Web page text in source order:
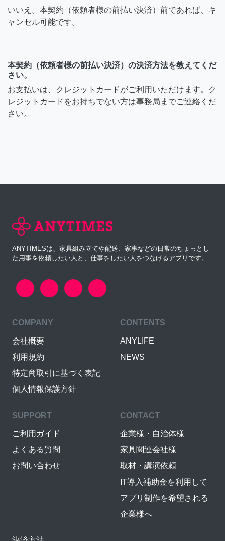
いいえ。本契約（依頼者様の前払い決済）前であれば、キ
ャンセル可能です。
本契約（依頼者様の前払い決済）の決済方法を教えてくだ
さい。
お支払いは、クレジットカードがご利用いただけます。ク
レジットカードをお持ちでない方は事務局までご連絡くだ
さい。
ANYTIMESは、家具組み立てや配送、家事などの日常のちょっとし
た用事を依頼したい人と、仕事をしたい人をつなげるアプリです。
COMPANY
会社概要
利用規約
特定商取引に基づく表記
個人情報保護方針
CONTENTS
ANYLIFE
NEWS
SUPPORT
ご利用ガイド
よくある質問
お問い合わせ
CONTACT
企業様・自治体様
家具関連会社様
取材・講演依頼
IT導入補助金を利用して
アプリ制作を希望される
企業様へ